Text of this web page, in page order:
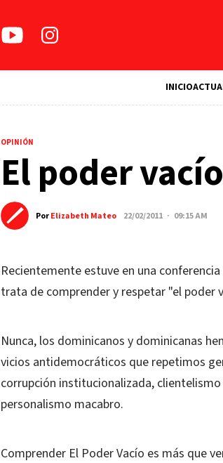
INICIO
OPINIÓN
El poder vacío
PorElizabeth Mateo 22/02/2011 · 09:15 AM
Recientemente estuve en una
trata de comprender y respetar "el poder
Nunca, los dominicanos y dominicanas
vicios antidemocráticos que repetimos
corrupción institucionalizada,
personalismo macabro.
Comprender El Poder Vacío es más que